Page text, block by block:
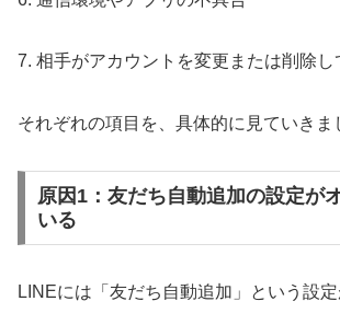
7. 相手がアカウントを変更または削除し
それぞれの項目を、具体的に見ていきま
原因1：友だち自動追加の設定が
いる
LINEには「友だち自動追加」という設定